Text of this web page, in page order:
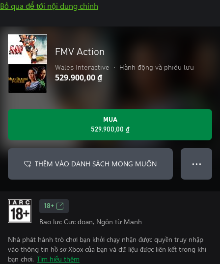
Bỏ qua để tới nội dung chính
FMV Action
Wales Interactive • Hành động và phiêu lưu
529.900,00 ₫
MUA
529.900,00 ₫
THÊM VÀO DANH SÁCH MONG MUỐN ● ● ●
18+
Bạo lực Cực đoan, Ngôn từ Mạnh
Nhà phát hành trò chơi bạn khởi chạy nhận được quyền truy nhập
vào thông tin hồ sơ Xbox của bạn và dữ liệu được liên kết trong khi
bạn chơi. Tìm hiểu thêm